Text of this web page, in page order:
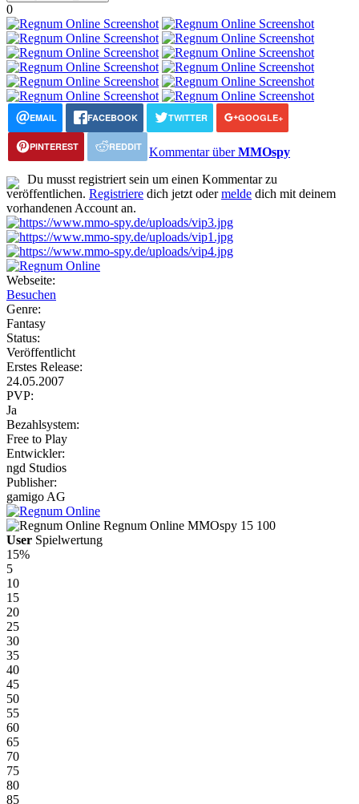
0
EMAIL FACEBOOK TWITTER GOOGLE+
PINTEREST REDDIT Kommentar überMMOspy
Du musst registriert sein um einen Kommentar zu
veröffentlichen. Registriere dich jetzt odermelde dich mit deinem
vorhandenen Account an.
Webseite:
Besuchen
Genre:
Fantasy
Status:
Veröffentlicht
Erstes Release:
24.05.2007
PVP:
Ja
Bezahlsystem:
Free to Play
Entwickler:
ngd Studios
Publisher:
gamigo AG
Regnum Online MMOspy 15 100
User Spielwertung
15%
5
10
15
20
25
30
35
40
45
50
55
60
65
70
75
80
85